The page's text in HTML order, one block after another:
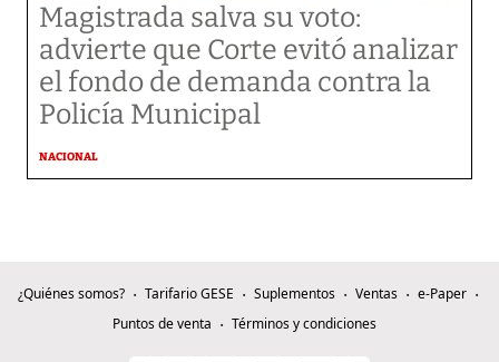
Magistrada salva su voto:
advierte que Corte evitó analizar
el fondo de demanda contra la
Policía Municipal
NACIONAL
¿Quiénes somos? Tarifario GESE Suplementos Ventas
e-Paper
Puntos de venta
Términos y condiciones